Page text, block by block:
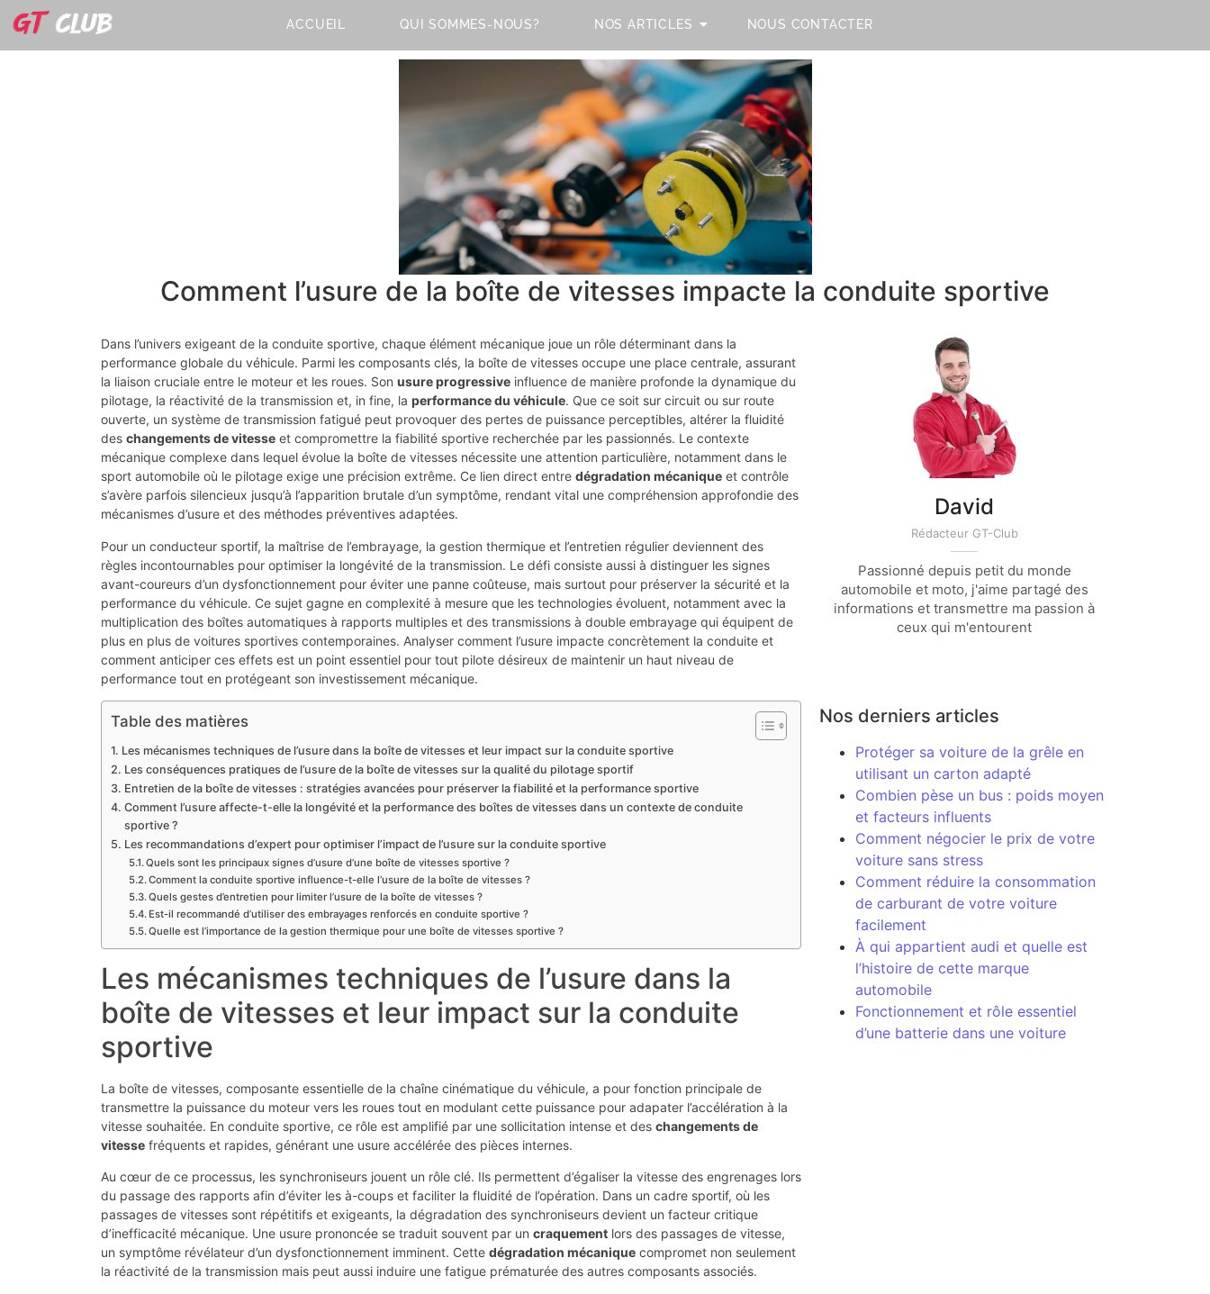
ACCUEIL QUI SOMMES-NOUS? NOS ARTICLES NOUS CONTACTER
Comment l’usure de la boîte de vitesses impacte la conduite sportive
Dans l’univers exigeant de la conduite sportive, chaque élément mécanique joue un rôle déterminant dans la
performance globale du véhicule. Parmi les composants clés, la boîte de vitesses occupe une place centrale, assurant
la liaison cruciale entre le moteur et les roues. Son usure progressive influence de manière profonde la dynamique du
pilotage, la réactivité de la transmission et, in fine, la performance du véhicule. Que ce soit sur circuit ou sur route
ouverte, un système de transmission fatigué peut provoquer des pertes de puissance perceptibles, altérer la fluidité
des changements de vitesse et compromettre la fiabilité sportive recherchée par les passionnés. Le contexte
mécanique complexe dans lequel évolue la boîte de vitesses nécessite une attention particulière, notamment dans le
sport automobile où le pilotage exige une précision extrême. Ce lien direct entre dégradation mécanique et contrôle
s’avère parfois silencieux jusqu’à l’apparition brutale d’un symptôme, rendant vital une compréhension approfondie des
mécanismes d’usure et des méthodes préventives adaptées.
Pour un conducteur sportif, la maîtrise de l’embrayage, la gestion thermique et l’entretien régulier deviennent des
règles incontournables pour optimiser la longévité de la transmission. Le défi consiste aussi à distinguer les signes
avant-coureurs d’un dysfonctionnement pour éviter une panne coûteuse, mais surtout pour préserver la sécurité et la
performance du véhicule. Ce sujet gagne en complexité à mesure que les technologies évoluent, notamment avec la
multiplication des boîtes automatiques à rapports multiples et des transmissions à double embrayage qui équipent de
plus en plus de voitures sportives contemporaines. Analyser comment l’usure impacte concrètement la conduite et
comment anticiper ces effets est un point essentiel pour tout pilote désireux de maintenir un haut niveau de
performance tout en protégeant son investissement mécanique.
Table des matières
Les mécanismes techniques de l’usure dans la boîte de vitesses et leur impact sur la conduite sportive
Les conséquences pratiques de l’usure de la boîte de vitesses sur la qualité du pilotage sportif
Entretien de la boîte de vitesses : stratégies avancées pour préserver la fiabilité et la performance sportive
Comment l’usure affecte-t-elle la longévité et la performance des boîtes de vitesses dans un contexte de conduite
sportive ?
Les recommandations d’expert pour optimiser l’impact de l’usure sur la conduite sportive
Quels sont les principaux signes d’usure d’une boîte de vitesses sportive ?
Comment la conduite sportive influence-t-elle l’usure de la boîte de vitesses ?
Quels gestes d’entretien pour limiter l’usure de la boîte de vitesses ?
Est-il recommandé d’utiliser des embrayages renforcés en conduite sportive ?
Quelle est l’importance de la gestion thermique pour une boîte de vitesses sportive ?
Les mécanismes techniques de l’usure dans la
boîte de vitesses et leur impact sur la conduite
sportive
La boîte de vitesses, composante essentielle de la chaîne cinématique du véhicule, a pour fonction principale de
transmettre la puissance du moteur vers les roues tout en modulant cette puissance pour adapater l’accélération à la
vitesse souhaitée. En conduite sportive, ce rôle est amplifié par une sollicitation intense et des changements de
vitesse fréquents et rapides, générant une usure accélérée des pièces internes.
Au cœur de ce processus, les synchroniseurs jouent un rôle clé. Ils permettent d’égaliser la vitesse des engrenages lors
du passage des rapports afin d’éviter les à-coups et faciliter la fluidité de l’opération. Dans un cadre sportif, où les
passages de vitesses sont répétitifs et exigeants, la dégradation des synchroniseurs devient un facteur critique
d’inefficacité mécanique. Une usure prononcée se traduit souvent par un craquement lors des passages de vitesse,
un symptôme révélateur d’un dysfonctionnement imminent. Cette dégradation mécanique compromet non seulement
la réactivité de la transmission mais peut aussi induire une fatigue prématurée des autres composants associés.
David
Rédacteur GT-Club
Passionné depuis petit du monde
automobile et moto, j'aime partagé des
informations et transmettre ma passion à
ceux qui m'entourent
Nos derniers articles
Protéger sa voiture de la grêle en
utilisant un carton adapté
Combien pèse un bus : poids moyen
et facteurs influents
Comment négocier le prix de votre
voiture sans stress
Comment réduire la consommation
de carburant de votre voiture
facilement
À qui appartient audi et quelle est
l’histoire de cette marque
automobile
Fonctionnement et rôle essentiel
d’une batterie dans une voiture